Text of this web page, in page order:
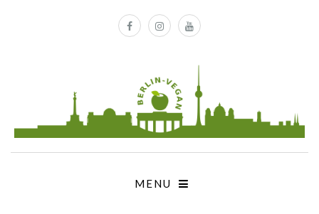
MENU